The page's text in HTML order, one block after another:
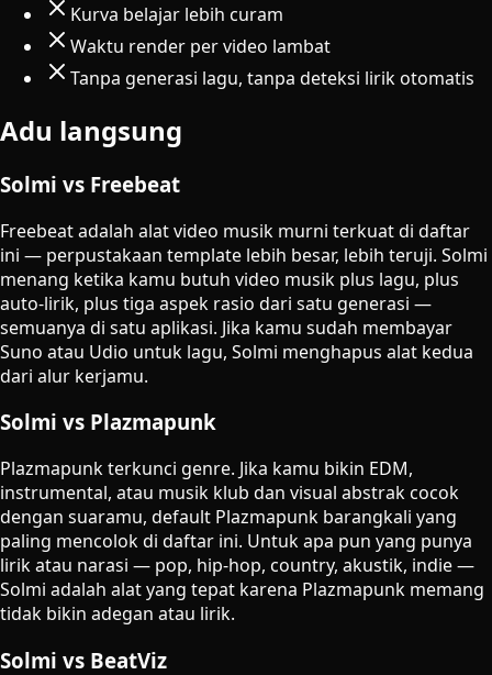
Kurva belajar lebih curam
Waktu render per video lambat
Tanpa generasi lagu, tanpa deteksi lirik otomatis
Adu langsung
Solmi vs Freebeat
Freebeat adalah alat video musik murni terkuat di daftar
ini — perpustakaan template lebih besar, lebih teruji. Solmi
menang ketika kamu butuh video musik plus lagu, plus
auto-lirik, plus tiga aspek rasio dari satu generasi —
semuanya di satu aplikasi. Jika kamu sudah membayar
Suno atau Udio untuk lagu, Solmi menghapus alat kedua
dari alur kerjamu.
Solmi vs Plazmapunk
Plazmapunk terkunci genre. Jika kamu bikin EDM,
instrumental, atau musik klub dan visual abstrak cocok
dengan suaramu, default Plazmapunk barangkali yang
paling mencolok di daftar ini. Untuk apa pun yang punya
lirik atau narasi — pop, hip-hop, country, akustik, indie —
Solmi adalah alat yang tepat karena Plazmapunk memang
tidak bikin adegan atau lirik.
Solmi vs BeatViz